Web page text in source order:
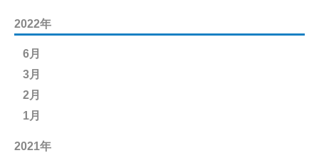
2022年
6月
3月
2月
1月
2021年